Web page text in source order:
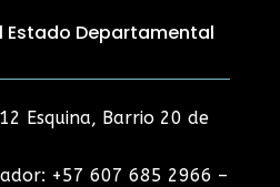
Estado Departamental
Esquina, Barrio 20 de
+57 607 685 2966 –